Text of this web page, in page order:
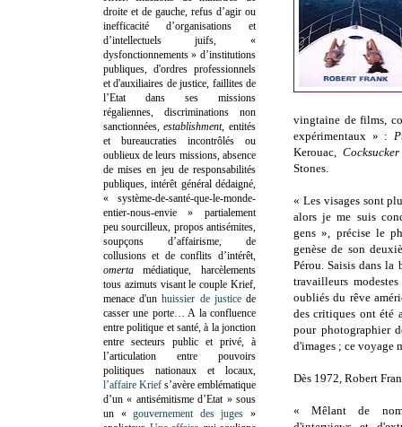
vingtaine de films,
expérimentaux » :
Kerouac,
Stones.
« Les visages sont
alors je me suis
gens », précise le
genèse de son
Pérou. Saisis dans la
travailleurs
oubliés du rêve
des critiques ont été
pour photographier
d'images ; ce voyage
Dès 1972, Robert
« Mêlant de
droite et de gauche, refus d’agir ou
inefficacité d’organisations et
d’intellectuels juifs, «
dysfonctionnements » d’institutions
publiques, d'ordres professionnels
et d'auxiliaires de justice, faillites de
l’Etat dans ses missions
régaliennes, discriminations non
sanctionnées,establishment, entités
et bureaucraties incontrôlés ou
oublieux de leurs missions, absence
de mises en jeu de responsabilités
publiques, intérêt général dédaigné,
« système-de-santé-que-le-monde-
entier-nous-envie » partialement
peu sourcilleux, propos antisémites,
soupçons d’affairisme, de
collusions et de conflits d’intérêt,
omertamédiatique, harcèlements
tous azimuts visant le couple Krief,
menace d'unhuissier de justicede
casser une porte… A la confluence
entre politique et santé, à la jonction
entre secteurs public et privé, à
l’articulation entre pouvoirs
politiques nationaux et locaux,
l’affaire Krief s’avère emblématique
d’un « antisémitisme d’Etat » sous
un «gouvernement des juges »